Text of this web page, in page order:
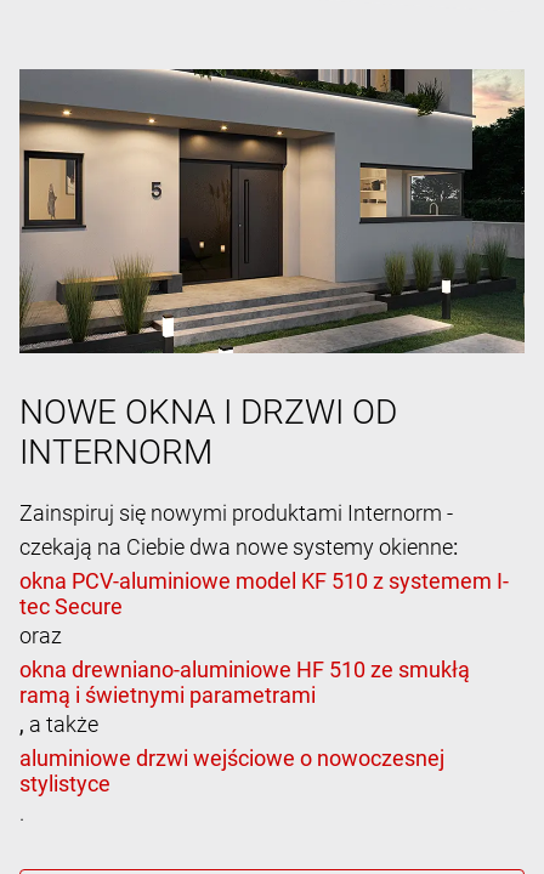
NOWE OKNA I DRZWI OD
INTERNORM
Zainspiruj się nowymi produktami Internorm -
czekają na Ciebie dwa nowe systemy okienne:
oraz
, a także
.